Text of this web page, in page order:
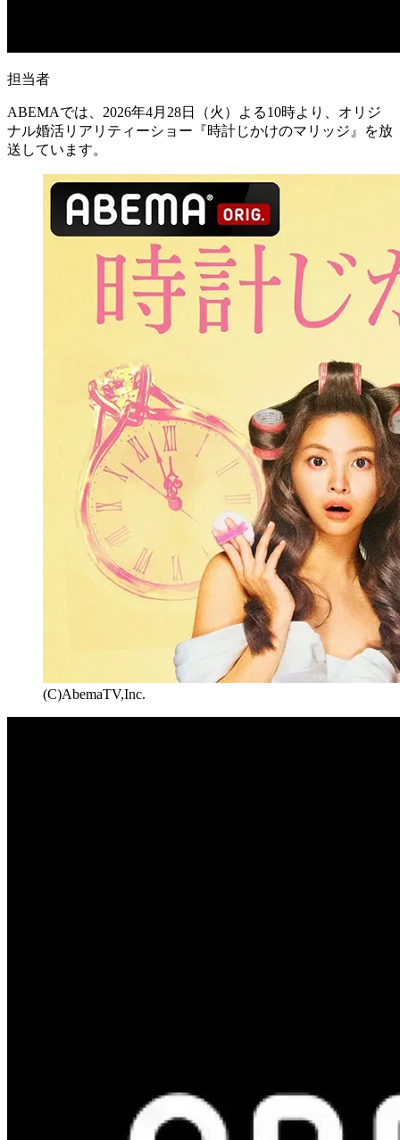
担当者
ABEMAでは、2026年4月28日（火）よる10時より、オリジ
ナル婚活リアリティーショー 『時計じかけのマリッジ 』
を放
送しています。
(C)AbemaTV,Inc.